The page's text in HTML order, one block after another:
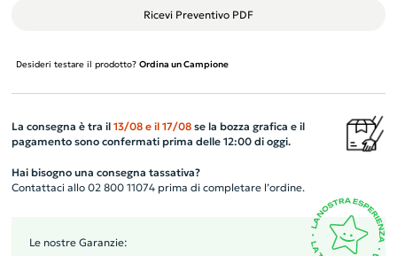
Ricevi Preventivo PDF
Desideri testare il prodotto? Ordina un Campione
La consegna è tra il 13/08 e il 17/08se la bozza grafica e il
pagamento sono confermati prima delle 12:00 di oggi.
Hai bisogno una consegna tassativa?
Contattaci allo 02 800 11074 prima di completare l’ordine.
Le nostre Garanzie: